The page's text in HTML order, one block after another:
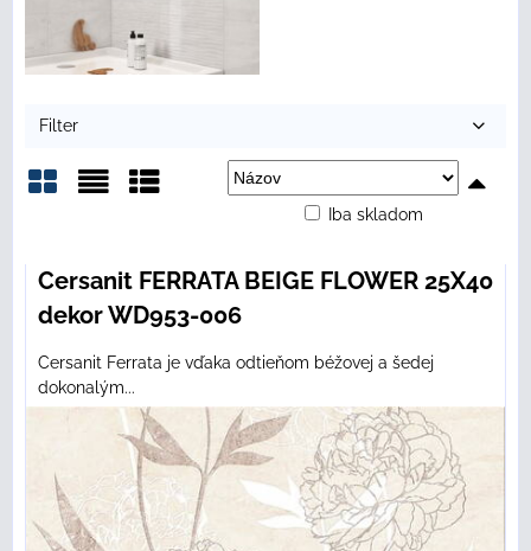
Filter
Iba skladom
Cersanit FERRATA BEIGE FLOWER 25X40
dekor WD953-006
Cersanit Ferrata je vďaka odtieňom béžovej a šedej
dokonalým...